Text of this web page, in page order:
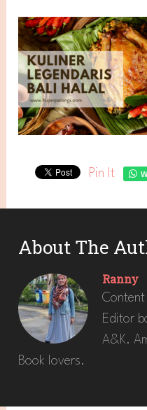
Pin It
About The
Ranny
Editor
A&K.
Book lovers.